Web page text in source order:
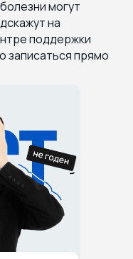
могут
на
поддержки
записаться прямо